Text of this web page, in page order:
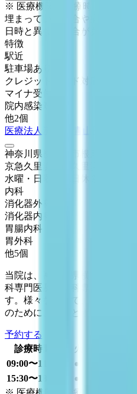
※ 医療機関の診療時間は上記
埋まっている場合や病院の都
日時と異なる場合があります
特徴
駅近
駐車場あり
クレジットカード対応
マイナ受付
院内感染対策
他2個
医療法人清翔会 青山医院
神奈川県横須賀市根岸町4-1-31
京急久里浜線
水曜・日曜・祝日
内科
消化器外科
消化器内科
胃腸内科
胃外科
他5個
当院は、神奈川県横須賀市根
科専門医及び外科専門医によ
す。様々な理由で、なかなか
のために、通院とオンライン
予約する
診療時間
火
09:00〜11:45
●
15:30〜18:45
●